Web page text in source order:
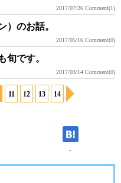
2017/07/26 Comment(1)
）のお話。
2017/05/16 Comment(0)
旬です。
2017/03/14 Comment(0)
11 12 13 14
-